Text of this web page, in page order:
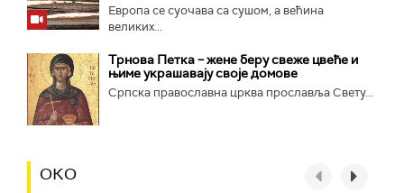
Европа се суочава са сушом, а већина
великих...
Трнова Петка – жене беру свеже цвеће и
њиме украшавају своје домове
Српска православна црква прославља Свету...
ОКО